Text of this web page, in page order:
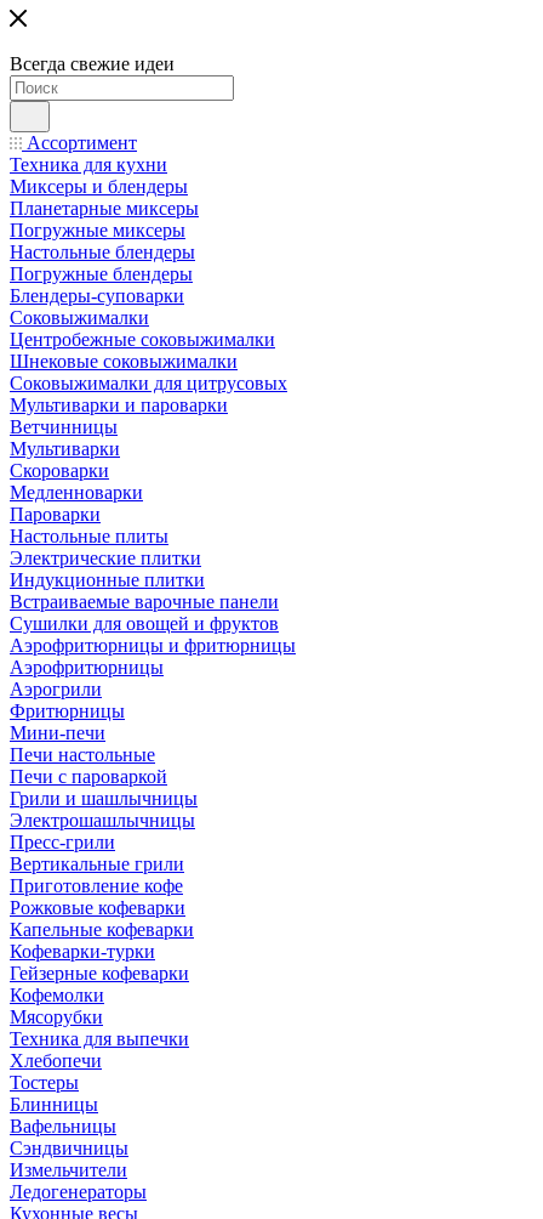
Всегда свежие идеи
Ассортимент
Техника для кухни
Миксеры и блендеры
Планетарные миксеры
Погружные миксеры
Настольные блендеры
Погружные блендеры
Блендеры-суповарки
Соковыжималки
Центробежные соковыжималки
Шнековые соковыжималки
Соковыжималки для цитрусовых
Мультиварки и пароварки
Ветчинницы
Мультиварки
Скороварки
Медленноварки
Пароварки
Настольные плиты
Электрические плитки
Индукционные плитки
Встраиваемые варочные панели
Сушилки для овощей и фруктов
Аэрофритюрницы и фритюрницы
Аэрофритюрницы
Аэрогрили
Фритюрницы
Мини-печи
Печи настольные
Печи с пароваркой
Грили и шашлычницы
Электрошашлычницы
Пресс-грили
Вертикальные грили
Приготовление кофе
Рожковые кофеварки
Капельные кофеварки
Кофеварки-турки
Гейзерные кофеварки
Кофемолки
Мясорубки
Техника для выпечки
Хлебопечи
Тостеры
Блинницы
Вафельницы
Сэндвичницы
Измельчители
Ледогенераторы
Кухонные весы